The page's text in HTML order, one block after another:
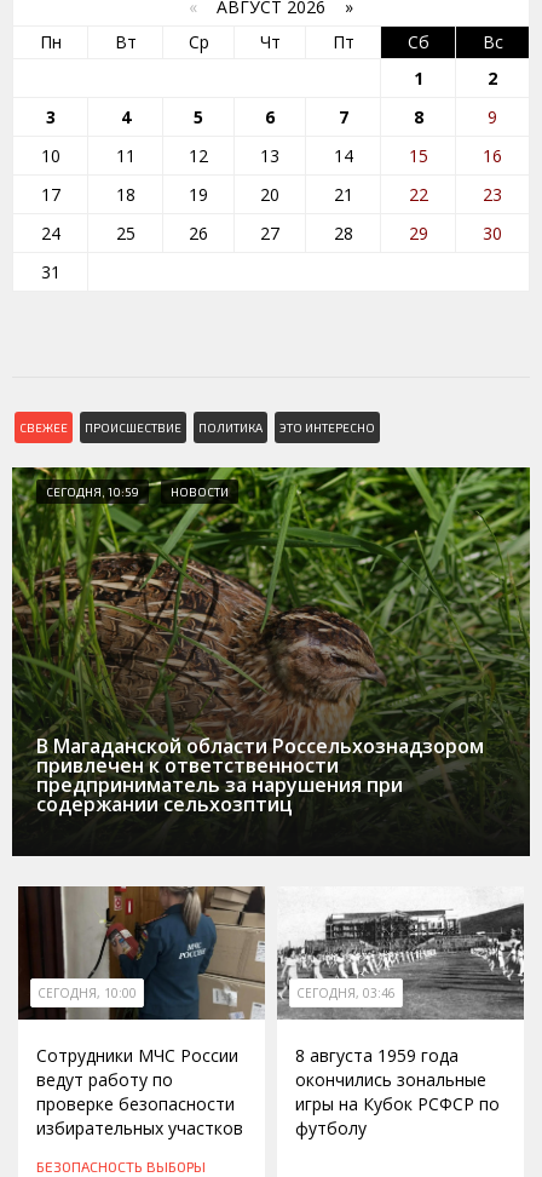
« АВГУСТ 2026 »
Пн
Вт Ср Чт Пт Сб
Вс
1
2
3
4 5 6 7 8
9
10
11 12 13 14 15
16
17
18 19 20 21 22
23
24
25 26 27 28 29
30
31
СВЕЖЕЕ ПРОИСШЕСТВИЕ ПОЛИТИКА ЭТО ИНТЕРЕСНО
СЕГОДНЯ, 10:59 НОВОСТИ
В Магаданской области Россельхознадзором
привлечен к ответственности
предприниматель за нарушения при
содержании сельхозптиц
СЕГОДНЯ, 10:00
Сотрудники МЧС России
ведут работу по
проверке безопасности
избирательных участков
БЕЗОПАСНОСТЬ ВЫБОРЫ
СЕГОДНЯ, 03:46
8 августа 1959 года
окончились зональные
игры на Кубок РСФСР по
футболу